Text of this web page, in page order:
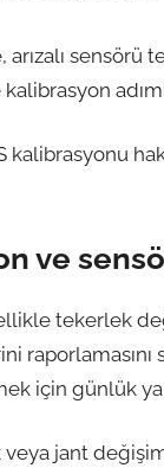
sensörü
kalibrasyonu
ve
tekerlek
raporlamasını
için günlük ya
veya jant